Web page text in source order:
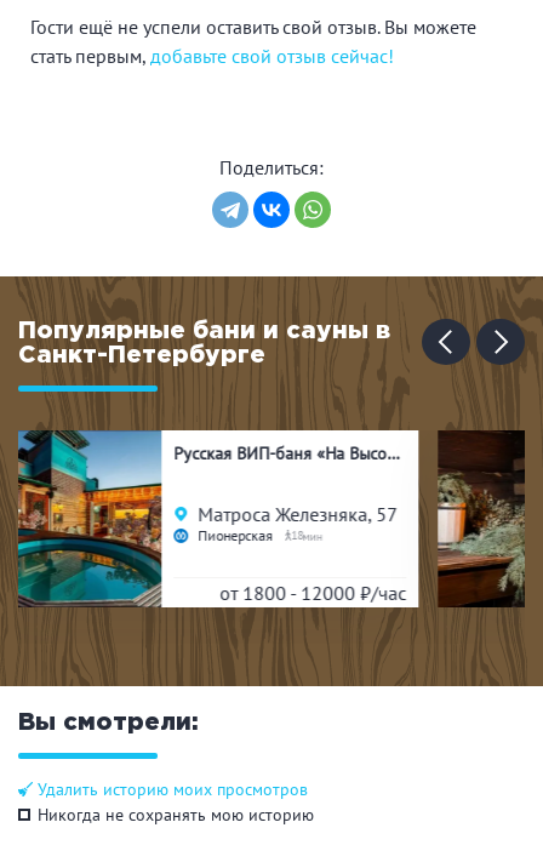
В каждом отделении есть телевизор с возможностью
трансляции YouTube каналов. Гости могут заказать еду
Гости ещё не успели оставить свой отзыв. Вы можете
стать первым, добавьте свой отзыв сейчас!
Поделиться:
Популярные бани и сауны в
Санкт-Петербурге
Банный комплекс «КЕЛО»
Новосергиевка, 13
Улица Дыбенко
от 3900 - 9900₽/час
Вы смотрели:
Удалить историю моих просмотров
Никогда не сохранять мою историю